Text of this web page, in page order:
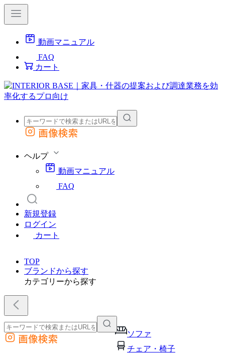
動画マニュアル
FAQ
カート
外部サイトの商品をカートに追加
画像検索
ヘルプ
動画マニュアル
FAQ
新規登録
ログイン
カート
TOP
ブランドから探す
カテゴリーから探す
ソファ
チェア・椅子
外部サイトの商品をカートに追加
他のサイトで見つけた商品ページのURLを貼り付けて、カートに追加できます
画像検索